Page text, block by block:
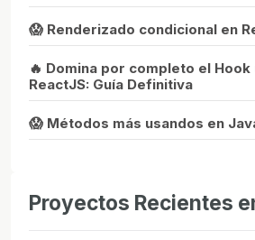
😱 Renderizado condicional en
🔥 Domina por completo el
ReactJS: Guía Definitiva
😱 Métodos más usandos en
Proyectos Recientes